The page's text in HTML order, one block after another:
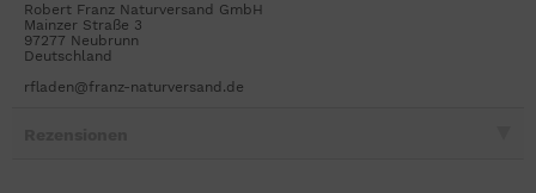
Robert Franz Naturversand GmbH
Mainzer Straße 3
97277 Neubrunn
Deutschland
rfladen@franz-naturversand.de